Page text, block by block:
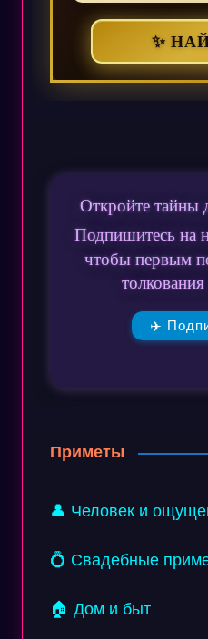
✨
Откройте тайны
Подпишитесь на
чтобы первым
✈️
Приметы
👤 Человек и
💍 Свадебные
🏠 Дом и быт